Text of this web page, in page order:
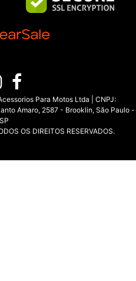
Para Motos Ltda | CNPJ:
Amaro, 2587 - Brooklin, São Paulo -
SP
OS DIREITOS RESERVADOS.